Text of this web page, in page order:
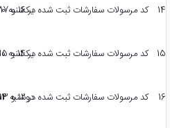
14 کد مرسولات سفارشات ثبت شده در 16 و 17 و 18 اردیبهشتیکشنبه 20 اردیبهشت
15 کد مرسولات سفارشات ثبت شده در 14 و 15 اردیبهشتیکشنبه 20 اردیبهشت
16 کد مرسولات سفارشات ثبت شده در 12 و 13 اردیبهشتدوشنبه 14 اردیبهشت